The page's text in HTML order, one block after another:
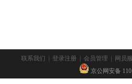
联系我们 登录注册 会员管理
网员
京公网安备